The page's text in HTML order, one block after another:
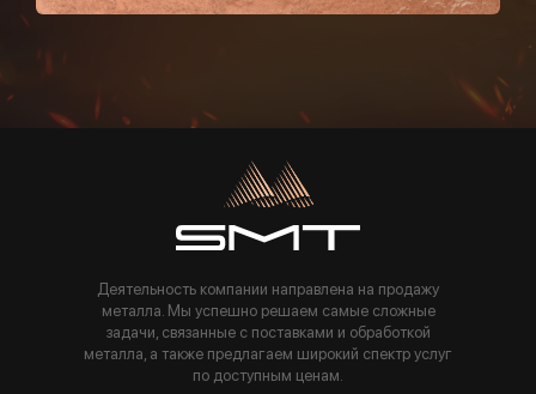
Пользуясь данной формой вы соглашаетесь с политикой компании
Деятельность компании направлена на продажу
металла. Мы успешно решаем самые сложные
задачи, связанные с поставками и обработкой
металла, а также предлагаем широкий спектр услуг
по доступным ценам.